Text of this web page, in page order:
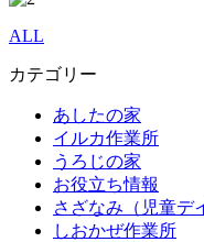
ALL
カテゴリー
あしたの家
イルカ作業所
うろじの家
お役立ち情報
さざなみ（児童デ
しおかぜ作業所